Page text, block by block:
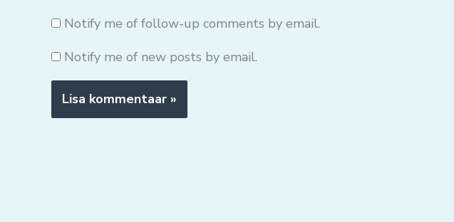
Notify me of follow-up comments by email.
Notify me of new posts by email.